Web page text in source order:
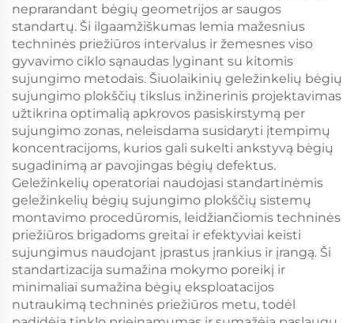
neprarandant bėgių geometrijos ar saugos
standartų. Ši ilgaamžiškumas lemia mažesnius
techninės priežiūros intervalus ir žemesnes viso
gyvavimo ciklo sąnaudas lyginant su kitomis
sujungimo metodais. Šiuolaikinių geležinkelių bėgių
sujungimo plokščių tikslus inžinerinis projektavimas
užtikrina optimalią apkrovos pasiskirstymą per
sujungimo zonas, neleisdama susidaryti įtempimų
koncentracijoms, kurios gali sukelti ankstyvą bėgių
sugadinimą ar pavojingas bėgių defektus.
Geležinkelių operatoriai naudojasi standartinėmis
geležinkelių bėgių sujungimo plokščių sistemų
montavimo procedūromis, leidžiančiomis techninės
priežiūros brigadoms greitai ir efektyviai keisti
sujungimus naudojant įprastus įrankius ir įrangą. Ši
standartizacija sumažina mokymo poreikį ir
minimaliai sumažina bėgių eksploatacijos
nutraukimą techninės priežiūros metu, todėl